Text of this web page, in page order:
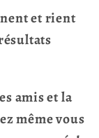
et rient
amis et la
même vous